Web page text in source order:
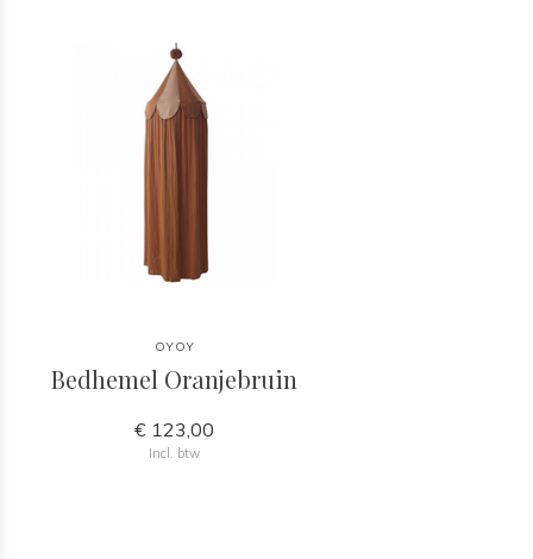
OYOY
Bedhemel Oranjebruin
€ 123,00
Incl. btw